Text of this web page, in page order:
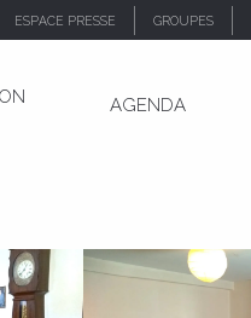
ESPACE PRESSE GROUPES
AGENDA